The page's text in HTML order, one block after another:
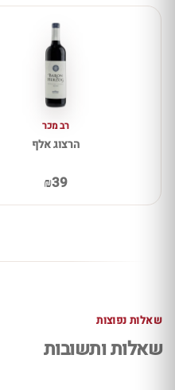
רב מכר
הרצוג אלף
₪39
שאלות נפוצות
שאלות ותשובות